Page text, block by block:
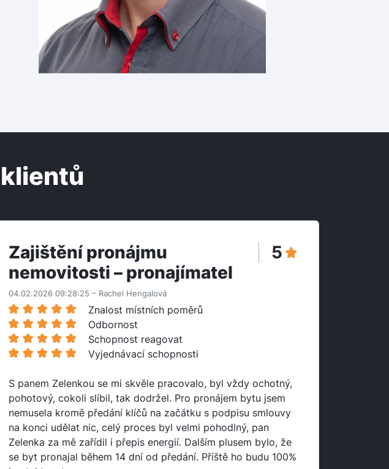
Zajištění pronájmu
nemovitosti – pronajímatel
5
04.02.2026 09:28:25 – Rachel Hengalová
Znalost místních poměrů
Odbornost
Schopnost reagovat
Vyjednávací schopnosti
S panem Zelenkou se mi skvěle pracovalo, byl vždy ochotný,
pohotový, cokoli slíbil, tak dodržel. Pro pronájem bytu jsem
nemusela kromě předání klíčů na začátku s podpisu smlouvy
na konci udělat nic, celý proces byl velmi pohodlný, pan
Zelenka za mě zařídil i přepis energií. Dalším plusem bylo, že
se byt pronajal během 14 dní od předání. Příště ho budu 100%